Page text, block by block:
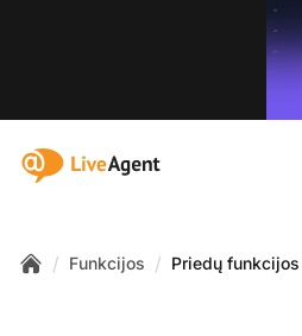
:site.title
/ Funkcijos / Priedų funkcijos